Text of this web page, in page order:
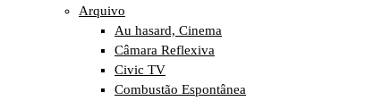
Arquivo
Au hasard, Cinema
Câmara Reflexiva
Civic TV
Combustão Espontânea